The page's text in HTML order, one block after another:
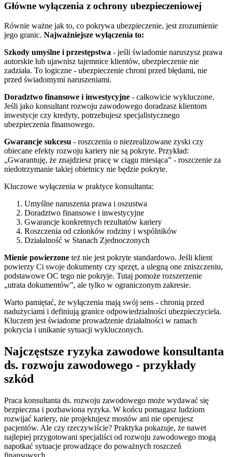
Główne wyłączenia z ochrony ubezpieczeniowej
Równie ważne jak to, co pokrywa ubezpieczenie, jest zrozumienie
jego granic. Najważniejsze wyłączenia to:
Szkody umyślne i przestępstwa - jeśli świadomie naruszysz prawa
autorskie lub ujawnisz tajemnice klientów, ubezpieczenie nie
zadziała. To logiczne - ubezpieczenie chroni przed błędami, nie
przed świadomymi naruszeniami.
Doradztwo finansowe i inwestycyjne - całkowicie wykluczone.
Jeśli jako konsultant rozwoju zawodowego doradzasz klientom
inwestycje czy kredyty, potrzebujesz specjalistycznego
ubezpieczenia finansowego.
Gwarancje sukcesu - roszczenia o niezrealizowane zyski czy
obiecane efekty rozwoju kariery nie są pokryte. Przykład:
„Gwarantuję, że znajdziesz pracę w ciągu miesiąca” - roszczenie za
niedotrzymanie takiej obietnicy nie będzie pokryte.
Kluczowe wyłączenia w praktyce konsultanta:
Umyślne naruszenia prawa i oszustwa
Doradztwo finansowe i inwestycyjne
Gwarancje konkretnych rezultatów kariery
Roszczenia od członków rodziny i wspólników
Działalność w Stanach Zjednoczonych
Mienie powierzone też nie jest pokryte standardowo. Jeśli klient
powierzy Ci swoje dokumenty czy sprzęt, a ulegną one zniszczeniu,
podstawowe OC tego nie pokryje. Tutaj pomoże rozszerzenie
„utrata dokumentów”, ale tylko w ograniczonym zakresie.
Warto pamiętać, że wyłączenia mają swój sens - chronią przed
nadużyciami i definiują granice odpowiedzialności ubezpieczyciela.
Kluczem jest świadome prowadzenie działalności w ramach
pokrycia i unikanie sytuacji wykluczonych.
Najczęstsze ryzyka zawodowe konsultanta
ds. rozwoju zawodowego - przykłady
szkód
Praca konsultanta ds. rozwoju zawodowego może wydawać się
bezpieczna i pozbawiona ryzyka. W końcu pomagasz ludziom
rozwijać kariery, nie projektujesz mostów ani nie operujesz
pacjentów. Ale czy rzeczywiście? Praktyka pokazuje, że nawet
najlepiej przygotowani specjaliści od rozwoju zawodowego mogą
napotkać sytuacje prowadzące do poważnych roszczeń
finansowych.